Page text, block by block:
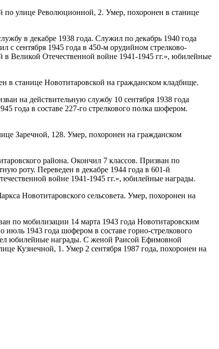
улице Революционной, 2. Умер, похоронен в станице
в декабре 1938 года. Служил по декабрь 1940 года
с сентября 1945 года в 450-м орудийном стрелково-
Великой Отечественной войне 1941-1945 гг.», юбилейные
в станице Новотитаровской на гражданском кладбище.
на действительную службу 10 сентября 1938 года
года в составе 227-го стрелкового полка шофером.
Заречной, 128. Умер, похоронен на гражданском
района. Окончил 7 классов. Призван по
роту. Переведен в декабре 1944 года в 601-й
войне 1941-1945 гг.», юбилейные награды.
Новотитаровского сельсовета. Умер, похоронен на
по мобилизации 14 марта 1943 года Новотитаровским
1943 года шофером в составе горно-стрелкового
юбилейные награды. С женой Раисой Ефимовной
Кузнечной, 1. Умер 2 сентября 1987 года, похоронен на